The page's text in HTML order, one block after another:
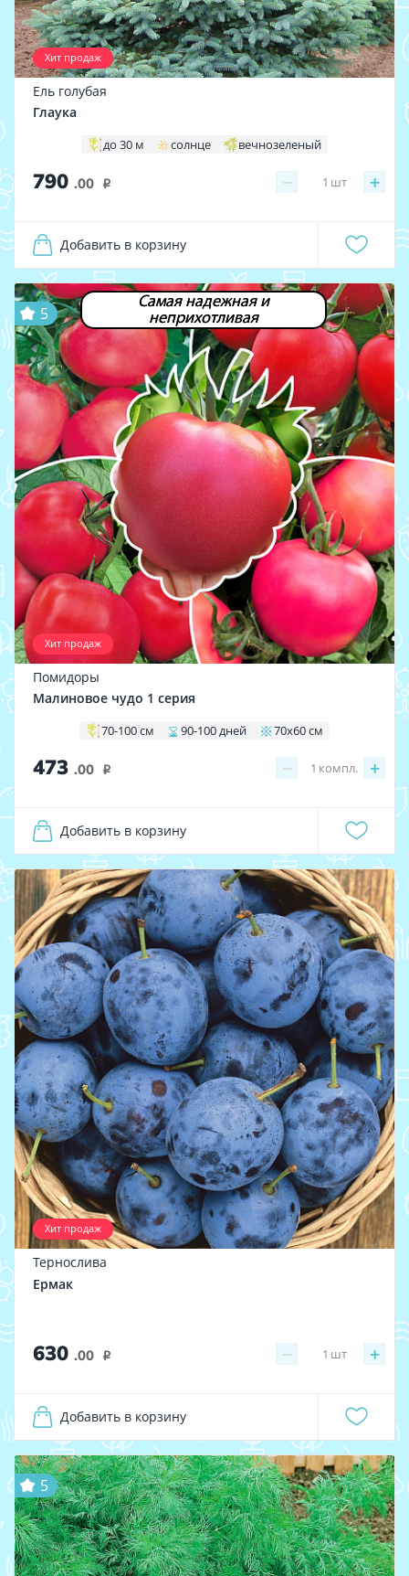
Хит продаж
Ель голубая
Глаука
до 30 м солнце вечнозеленый
790 .00 i − +
1 шт
Добавить в корзину
Самая надежная и
неприхотливая
Хит продаж
5
Помидоры
Малиновое чудо 1 серия
70-100 см 90-100 дней 70х60 см
473 .00 i − +
1 компл.
Добавить в корзину
Хит продаж
Тернослива
Ермак
630 .00 i − +
1 шт
Добавить в корзину
5